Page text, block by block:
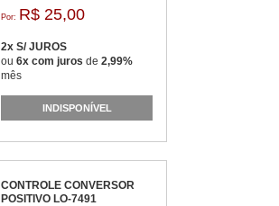
Por: R$ 25,00
2x S/ JUROS
ou 6x com juros de 2,99%
mês
INDISPONÍVEL
CONTROLE CONVERSOR
POSITIVO LO-7491